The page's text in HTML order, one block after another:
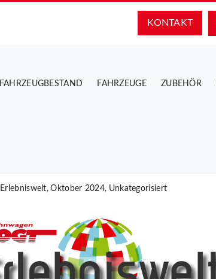
KONTAKT
FAHRZEUGBESTAND FAHRZEUGE ZUBEHÖR
Erlebniswelt,Oktober 2024, Unkategorisiert